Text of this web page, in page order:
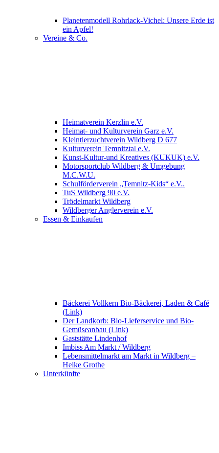
Planetenmodell Rohrlack-Vichel: Unsere Erde ist
ein Apfel!
Vereine & Co.
Heimatverein Kerzlin e.V.
Heimat- und Kulturverein Garz e.V.
Kleintierzuchtverein Wildberg D 677
Kulturverein Temnitztal e.V.
Kunst-Kultur-und Kreatives (KUKUK) e.V.
Motorsportclub Wildberg & Umgebung
M.C.W.U.
Schulförderverein „Temnitz-Kids“ e.V..
TuS Wildberg 90 e.V.
Trödelmarkt Wildberg
Wildberger Anglerverein e.V.
Essen & Einkaufen
Bäckerei Vollkern Bio-Bäckerei, Laden & Café
(Link)
Der Landkorb: Bio-Lieferservice und Bio-
Gemüseanbau (Link)
Gaststätte Lindenhof
Imbiss Am Markt / Wildberg
Lebensmittelmarkt am Markt in Wildberg –
Heike Grothe
Unterkünfte